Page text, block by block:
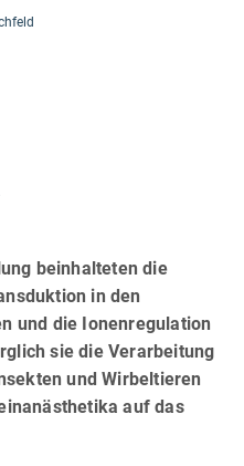
beinhalteten die
in den
und die Ionenregulation
sie die Verarbeitung
und Wirbeltieren
auf das